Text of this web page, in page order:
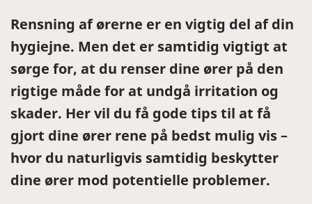
Rensning af ørerne er en vigtig del af din
hygiejne. Men det er samtidig vigtigt at
sørge for, at du renser dine ører på den
rigtige måde for at undgå irritation og
skader. Her vil du få gode tips til at få
gjort dine ører rene på bedst mulig vis –
hvor du naturligvis samtidig beskytter
dine ører mod potentielle problemer.